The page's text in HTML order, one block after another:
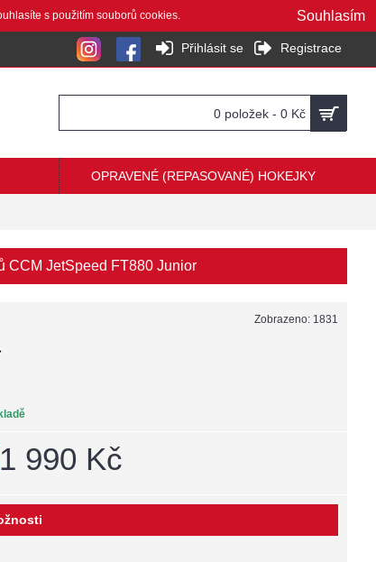
s použitím souborů cookies. Souhlasím
Přihlásit se Registrace
0 položek - 0 Kč
OPRAVENÉ (REPASOVANÉ) HOKEJKY
CCM JetSpeed FT880 Junior
Zobrazeno: 1831
1 990 Kč